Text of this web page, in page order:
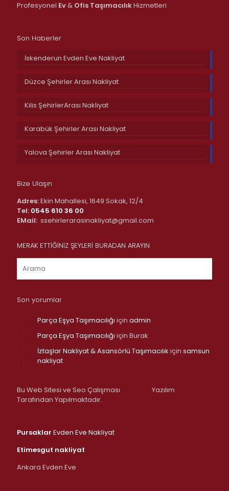
Profesyonel Ev& Ofis TaşımacılıkHizmetleri
Son Haberler
İskenderun Evden Eve Nakliyat
Düzce Şehirler Arası Nakliyat
Kilis ŞehirlerArası Nakliyat
Karabük Şehirler Arası Nakliyat
Yalova Şehirler Arası Nakliyat
Bize Ulaşın
Adres:Ekin Mahallesi, 1649 Sokak, 12/4
Tel: 0545 610 36 00
EMail: ssehirlerarasinakliyat@gmail.com
MERAK ETTİĞİNİZ ŞEYLERİ BURADAN ARAYIN
Son yorumlar
Parça Eşya Taşımacılığı için admin
Parça Eşya Taşımacılığı için Burak
İztaşlar Nakliyat & Asansörlü Taşımacılık için samsun
nakliyat
Bu Web Sitesi ve Seo Çalışması
Yazılım
Tarafından Yapılmaktadır.
Pursaklar Evden Eve Nakliyat
Etimesgut nakliyat
Ankara Evden Eve